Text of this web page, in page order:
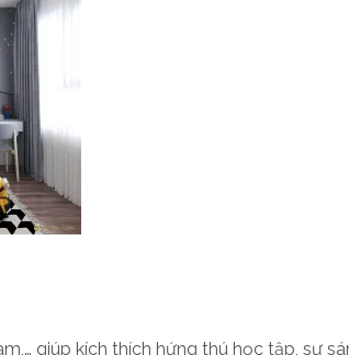
giúp kích thích hứng thú học tập, sự